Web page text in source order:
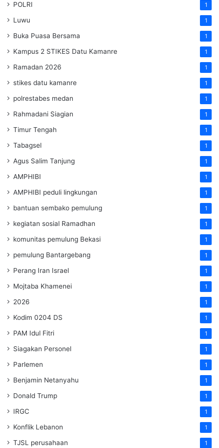
POLRI 1
Luwu 1
Buka Puasa Bersama 1
Kampus 2 STIKES Datu Kamanre 1
Ramadan 2026 1
stikes datu kamanre 1
polrestabes medan 1
Rahmadani Siagian 1
Timur Tengah 1
Tabagsel 1
Agus Salim Tanjung 1
AMPHIBI 1
AMPHIBI peduli lingkungan 1
bantuan sembako pemulung 1
kegiatan sosial Ramadhan 1
komunitas pemulung Bekasi 1
pemulung Bantargebang 1
Perang Iran Israel 1
Mojtaba Khamenei 1
2026 1
Kodim 0204 DS 1
PAM Idul Fitri 1
Siagakan Personel 1
Parlemen 1
Benjamin Netanyahu 1
Donald Trump 1
IRGC 1
Konflik Lebanon 1
TJSL perusahaan 1